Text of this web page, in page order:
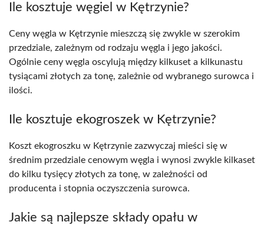
Ile kosztuje węgiel w Kętrzynie?
Ceny węgla w Kętrzynie mieszczą się zwykle w szerokim
przedziale, zależnym od rodzaju węgla i jego jakości.
Ogólnie ceny węgla oscylują między kilkuset a kilkunastu
tysiącami złotych za tonę, zależnie od wybranego surowca i
ilości.
Ile kosztuje ekogroszek w Kętrzynie?
Koszt ekogroszku w Kętrzynie zazwyczaj mieści się w
średnim przedziale cenowym węgla i wynosi zwykle kilkaset
do kilku tysięcy złotych za tonę, w zależności od
producenta i stopnia oczyszczenia surowca.
Jakie są najlepsze składy opału w